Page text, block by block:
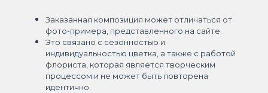
Заказанная композиция может отличаться от
фото-примера, представленного на сайте.
Это связано с сезонностью и
индивидуальностью цветка, а также с работой
флориста, которая является творческим
процессом и не может быть повторена
идентично.